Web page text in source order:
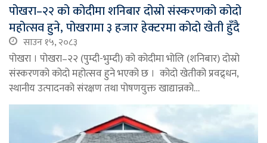
पोखरा–२२ को कोदीमा शनिबार दोस्रो संस्करणको कोदो
महोत्सव हुने, पोखरामा ३ हजार हेक्टरमा कोदो खेती हुँदै
साउन १५, २०८३
पोखरा । पोखरा–२२ (पुम्दी-भुम्दी) को कोदीमा भोलि (शनिबार) दोस्रो
संस्करणको कोदो महोत्सव हुने भएको छ । कोदो खेतीको प्रवद्र्धन,
स्थानीय उत्पादनको संरक्षण तथा पोषणयुक्त खाद्यान्नको…